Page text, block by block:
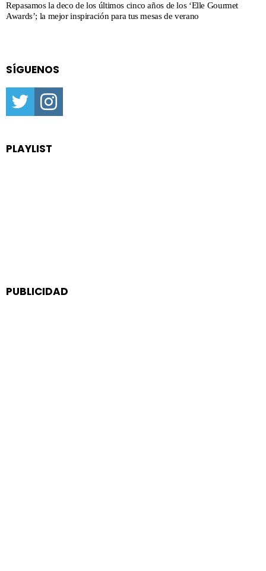
Repasamos la deco de los últimos cinco años de los ‘Elle Gourmet
Awards’; la mejor inspiración para tus mesas de verano
SÍGUENOS
twitter instagram
PLAYLIST
PUBLICIDAD